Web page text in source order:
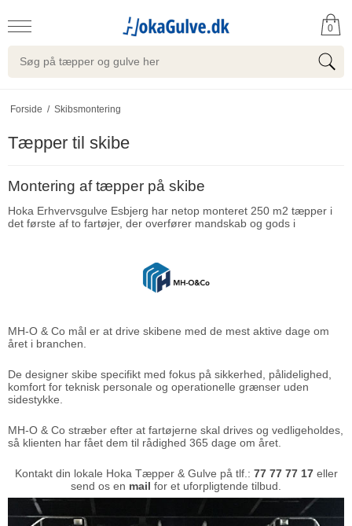
0
Forside / Skibsmontering
Tæpper til skibe
Montering af tæpper på skibe
Hoka Erhvervsgulve Esbjerg har netop monteret 250 m2 tæpper i
det første af to fartøjer, der overfører mandskab og gods i
MH-O & Co mål er at drive skibene med de mest aktive dage om
året i branchen.
De designer skibe specifikt med fokus på sikkerhed, pålidelighed,
komfort for teknisk personale og operationelle grænser uden
sidestykke.
MH-O & Co stræber efter at fartøjerne skal drives og vedligeholdes,
så klienten har fået dem til rådighed 365 dage om året.
Kontakt din lokale Hoka Tæpper & Gulve på tlf.: 77 77 77 17eller
send os en mail for et uforpligtende tilbud.